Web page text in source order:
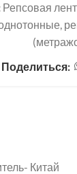
Репсовая
,
Поделиться:
Китай